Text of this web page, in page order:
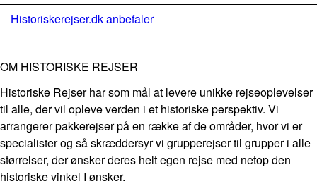
Historiskerejser.dk anbefaler
OM HISTORISKE REJSER
Historiske Rejser har som mål at levere unikke rejseoplevelser
til alle, der vil opleve verden i et historiske perspektiv. Vi
arrangerer pakkerejser på en række af de områder, hvor vi er
specialister og så skræddersyr vi grupperejser til grupper i alle
størrelser, der ønsker deres helt egen rejse med netop den
historiske vinkel I ønsker.